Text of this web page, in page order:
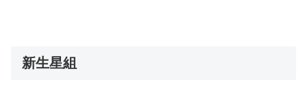
新生星組